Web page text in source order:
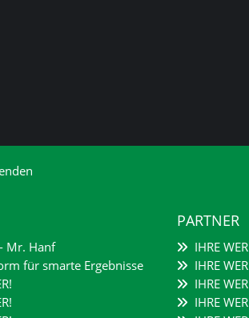
Mr. Hanf
für smarte Ergebnisse
PARTNER
IHRE
IHRE
IHRE
IHRE